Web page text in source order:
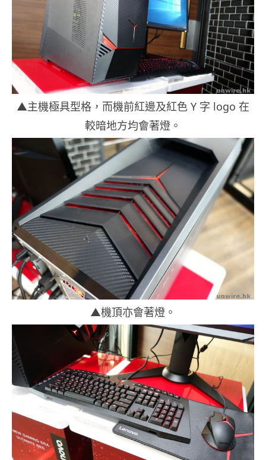
▲主機極具型格，而機前紅邊及紅色 Y 字 logo 在
較暗地方均會著燈。
▲機頂亦會著燈。